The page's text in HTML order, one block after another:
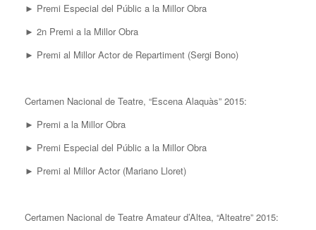
► Premi Especial del Públic a la Millor Obra
► 2n Premi a la Millor Obra
► Premi al Millor Actor de Repartiment (Sergi Bono)
Certamen Nacional de Teatre, “Escena Alaquàs” 2015:
► Premi a la Millor Obra
► Premi Especial del Públic a la Millor Obra
► Premi al Millor Actor (Mariano Lloret)
Certamen Nacional de Teatre Amateur d’Altea, “Alteatre” 2015: